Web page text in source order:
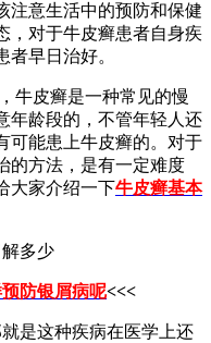
注意生活中的预防和保健
，对于牛皮癣患者自身疾
早日治好。
牛皮癣是一种常见的慢
年龄段的，不管年轻人还
可能患上牛皮癣的。对于
的方法，是有一定难度
大家介绍一下牛皮癣基本
防银屑病呢<<<
是这种疾病在医学上还